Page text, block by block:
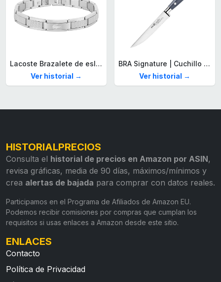
Lacoste Brazalete de eslabón para Hombre Colección STENCIL de Acero inoxidable
Ver historial →
BRA Signature | Cuchillo tomatero 120 mm, Acero Inoxidable alemán forjado con Molibdeno Vanadio, Mango Remachado ABS, Diseño Ergonómico, Hoja 1,6 mm espesor
Ver historial →
HISTORIALPRECIOS
Consulta el historial de precios en Amazon por ASIN,
revisa gráficas, media de 90 días, máximos/mínimos y
crea alertas de bajada para comprar con datos reales.
Participamos en el Programa de Afiliados de Amazon EU.
Podemos recibir comisiones por compras que cumplan los
requisitos si usas enlaces a Amazon desde este sitio.
ENLACES
Contacto
Política de Privacidad